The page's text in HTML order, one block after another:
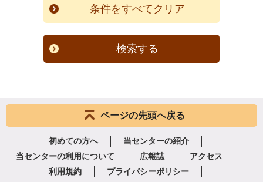
検索する
ページの先頭へ戻る
初めての方へ
当センターの紹介
当センターの利用について
広報誌
アクセス
利用規約
プライバシーポリシー